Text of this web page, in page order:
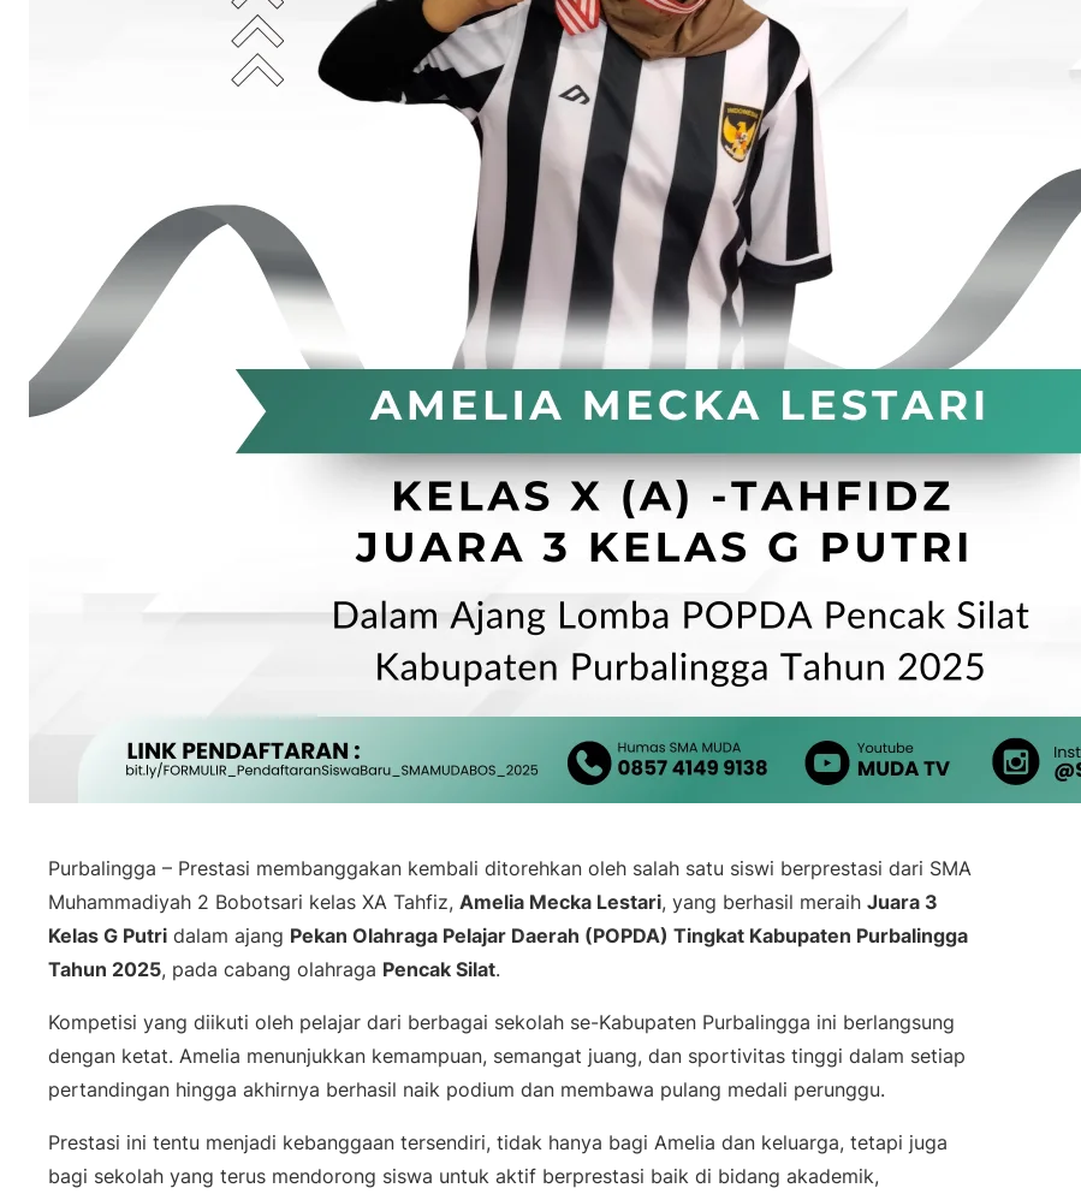
Purbalingga – Prestasi membanggakan kembali ditorehkan oleh salah satu siswi berprestasi dari SMA
Muhammadiyah 2 Bobotsari kelas XA Tahfiz, Amelia Mecka Lestari, yang berhasil meraih Juara 3
Kelas G Putri dalam ajang Pekan Olahraga Pelajar Daerah (POPDA) Tingkat Kabupaten Purbalingga
Tahun 2025, pada cabang olahraga Pencak Silat.
Kompetisi yang diikuti oleh pelajar dari berbagai sekolah se-Kabupaten Purbalingga ini berlangsung
dengan ketat. Amelia menunjukkan kemampuan, semangat juang, dan sportivitas tinggi dalam setiap
pertandingan hingga akhirnya berhasil naik podium dan membawa pulang medali perunggu.
Prestasi ini tentu menjadi kebanggaan tersendiri, tidak hanya bagi Amelia dan keluarga, tetapi juga
bagi sekolah yang terus mendorong siswa untuk aktif berprestasi baik di bidang akademik,